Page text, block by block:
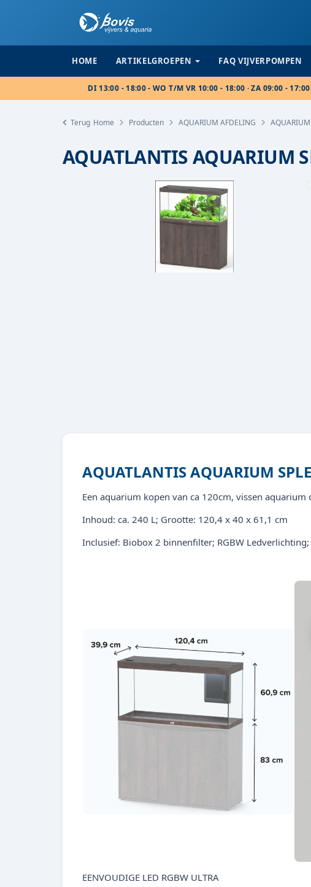
HOME ARTIKELGROEPEN FAQ VIJVERPOMPEN
DI 13:00 - 18:00 - WO T/M VR 10:00 - 18:00 · ZA 09:00 - 17:00
Terug Home Producten AQUARIUM AFDELING AQUARIUM
AQUATLANTIS AQUARIUM
AQUATLANTIS AQUARIUM
Een aquarium kopen van ca 120cm, vissen
Inhoud: ca. 240 L; Grootte: 120,4 x 40 x 61,1 cm
Inclusief: Biobox 2 binnenfilter; RGBW
EENVOUDIGE LED RGBW ULTRA